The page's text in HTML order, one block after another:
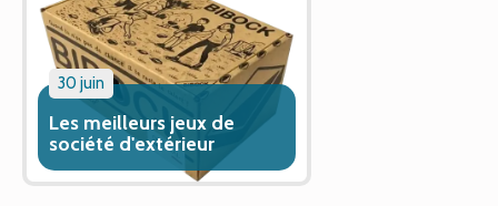
30 juin
Les meilleurs jeux de
société d'extérieur